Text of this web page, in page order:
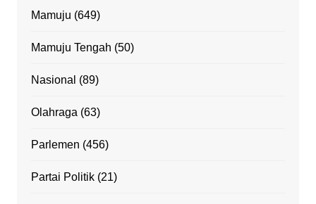
Mamuju (649)
Mamuju Tengah (50)
Nasional (89)
Olahraga (63)
Parlemen (456)
Partai Politik(21)